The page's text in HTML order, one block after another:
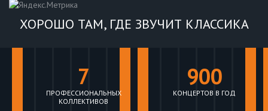
ХОРОШО ТАМ, ГДЕ ЗВУЧИТ КЛАССИКА
7
ПРОФЕССИОНАЛЬНЫХ
КОЛЛЕКТИВОВ
900
КОНЦЕРТОВ В ГОД